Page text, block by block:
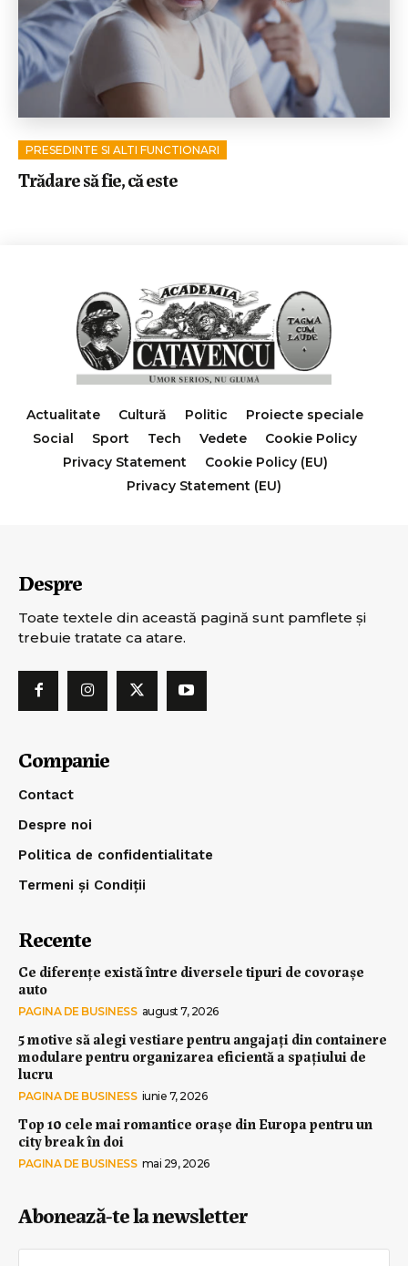
PRESEDINTE SI ALTI FUNCTIONARI
Trădare să fie, că este
Actualitate Cultură Politic
Proiecte speciale
Social
Sport Tech Vedete
Cookie Policy
Privacy Statement
Cookie Policy (EU)
Privacy Statement (EU)
Despre
Toate textele din această pagină sunt pamflete şi
trebuie tratate ca atare.
Companie
Contact
Despre noi
Politica de confidentialitate
Termeni și Condiții
Recente
Ce diferențe există între diversele tipuri de covorașe
auto
PAGINA DE BUSINESS august 7, 2026
5 motive să alegi vestiare pentru angajați din containere
modulare pentru organizarea eficientă a spațiului de
lucru
PAGINA DE BUSINESS iunie 7, 2026
Top 10 cele mai romantice orașe din Europa pentru un
city break în doi
PAGINA DE BUSINESS mai 29, 2026
Abonează-te la newsletter